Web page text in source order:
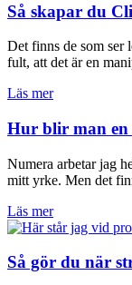
Så skapar du
Det finns de som ser
fult, att det är en
Läs mer
Hur blir man en
Numera arbetar jag
mitt yrke. Men det
Läs mer
Så gör du när